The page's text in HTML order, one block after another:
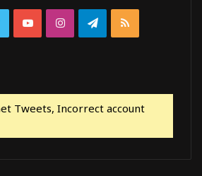
TwitterYouTubeInstagramTelegram
RSS
Tweets, Incorrect account